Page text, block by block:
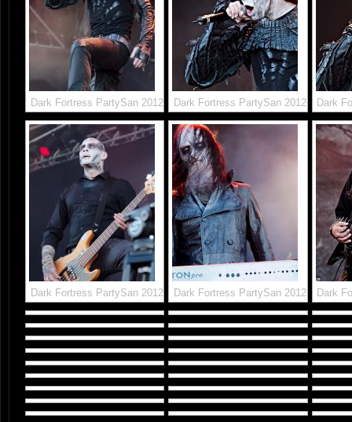
Dark Fortress PartySan 2012 Dark Fortress PartySan 2012 Dark
Dark Fortress PartySan 2012 Dark Fortress PartySan 2012 Dark